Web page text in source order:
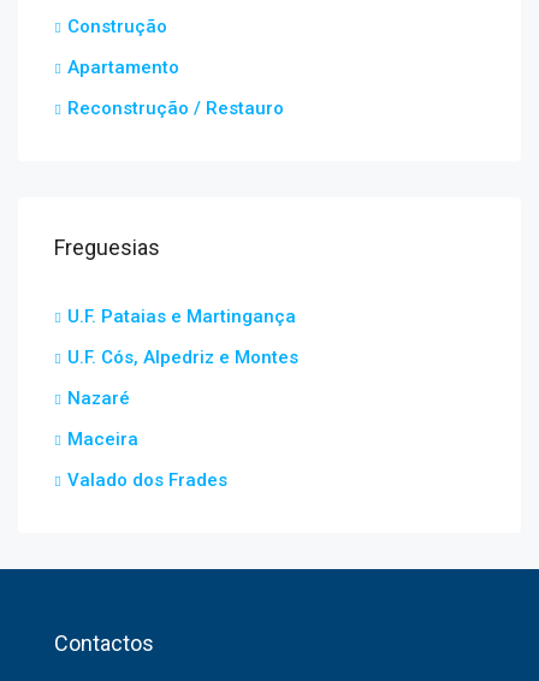
Construção
Apartamento
Reconstrução / Restauro
Freguesias
U.F. Pataias e Martingança
U.F. Cós, Alpedriz e Montes
Nazaré
Maceira
Valado dos Frades
Contactos